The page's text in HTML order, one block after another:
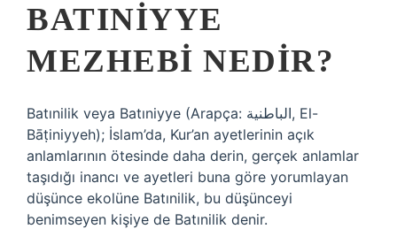
BATINIYYE
MEZHEBI NEDIR?
Batınilik veya Batıniyye (Arapça: الباطنية, El-
Bāṭiniyyeh); İslam’da, Kur’an ayetlerinin açık
anlamlarının ötesinde daha derin, gerçek anlamlar
taşıdığı inancı ve ayetleri buna göre yorumlayan
düşünce ekolüne Batınilik, bu düşünceyi
benimseyen kişiye de Batınilik denir.